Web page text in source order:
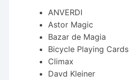
ANVERDI
Astor Magic
Bazar de Magia
Bicycle Playing Cards
Climax
Davd Kleiner